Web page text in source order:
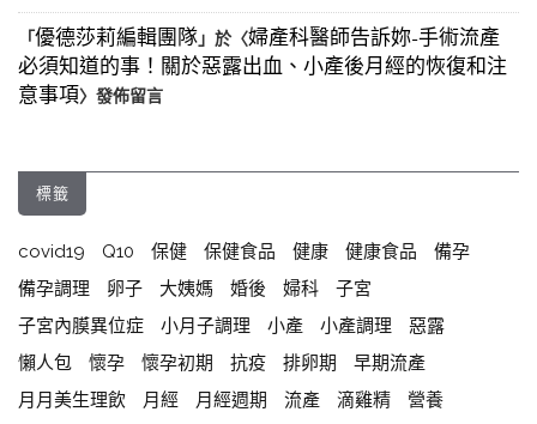
「優德莎莉編輯團隊」於〈婦產科醫師告訴妳-手術流產
必須知道的事！關於惡露出血、小產後月經的恢復和注
意事項〉發佈留言
標籤
covid19 Q10 保健 保健食品 健康 健康食品
備孕
備孕調理
卵子 大姨媽 婚後 婦科
子宮
子宮內膜異位症
小月子調理 小產 小產調理
惡露
懶人包
懷孕 懷孕初期 抗疫 排卵期
早期流產
月月美生理飲
月經 月經週期 流產 滴雞精
營養